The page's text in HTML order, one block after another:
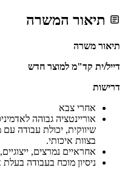
תיאור המשרה
תיאור משרה
דייל/ית קד"מ למוצר חדש
דרישות
אחרי צבא
אוריינטציה גבוהה
שיווקית, יכולת עבודה
בצוות איכותי.
אחראיים נמרצים,
ניסיון מוכח בעבודה